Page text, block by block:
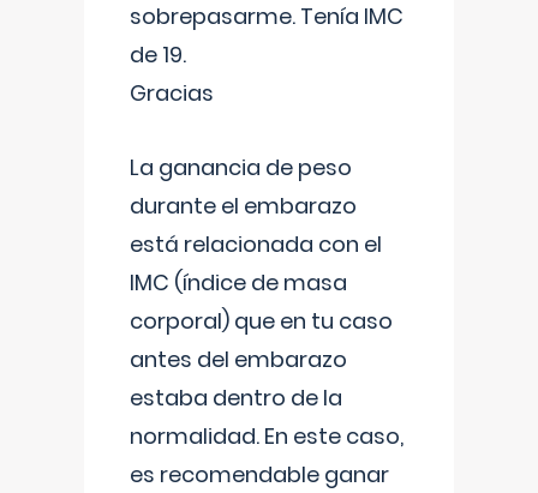
sobrepasarme. Tenía IMC
de 19.
Gracias
La ganancia de peso
durante el embarazo
está relacionada con el
IMC (índice de masa
corporal) que en tu caso
antes del embarazo
estaba dentro de la
normalidad. En este caso,
es recomendable ganar